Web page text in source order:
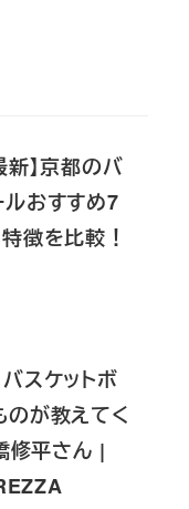
新】京都のバ
ルおすすめ7
徴を比較！
スケットボ
のが教えてく
修平さん |